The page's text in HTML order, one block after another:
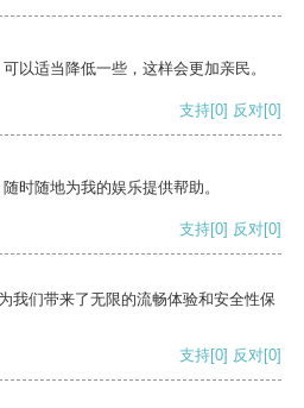
以适当降低一些，这样会更加亲民。
支持[0] 反对[0]
时随地为我的娱乐提供帮助。
支持[0] 反对[0]
我们带来了无限的流畅体验和安全性保
支持[0] 反对[0]